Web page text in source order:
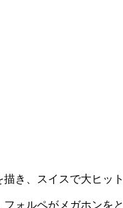
き、スイスで大ヒット
ォルペがメガホンをと